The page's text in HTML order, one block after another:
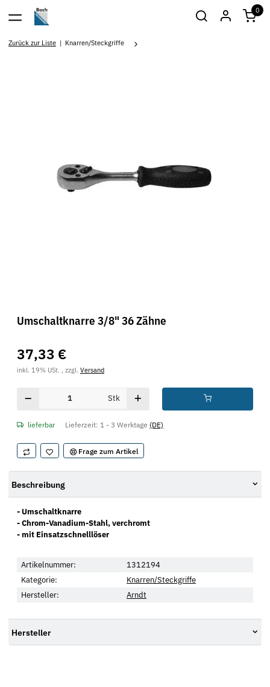
0
Zurück zur Liste Knarren/Steckgriffe
Umschaltknarre 3/8" 36 Zähne
37,33 €
inkl. 19% USt. , zzgl. Versand
Stk
lieferbar Lieferzeit: 1 - 3 Werktage (DE)
Frage zum Artikel
Beschreibung
- Umschaltknarre
- Chrom-Vanadium-Stahl, verchromt
- mit Einsatzschnelllöser
Artikelnummer:
1312194
Kategorie:
Knarren/Steckgriffe
Hersteller:
Arndt
Hersteller